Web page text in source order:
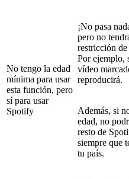
No tengo la edad
mínima para usar
esta función, pero
sí para usar
Spotify
¡No pasa
pero no
restricción de
Por ejemplo,
vídeo
reproducirá.
Además, si
edad, no
resto de
siempre que
tu país.